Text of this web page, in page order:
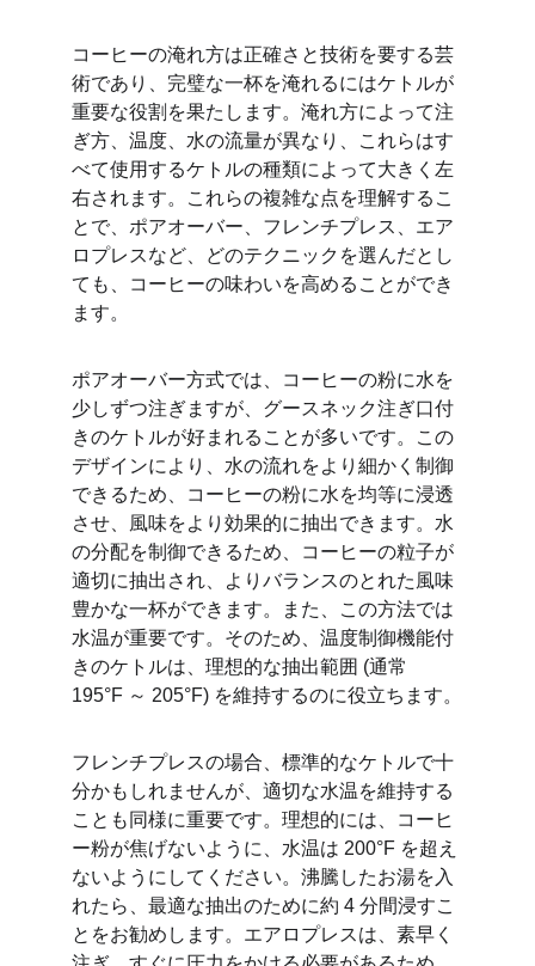
コーヒーの淹れ方は正確さと技術を要する芸
術であり、完璧な一杯を淹れるにはケトルが
重要な役割を果たします。淹れ方によって注
ぎ方、温度、水の流量が異なり、これらはす
べて使用するケトルの種類によって大きく左
右されます。これらの複雑な点を理解するこ
とで、ポアオーバー、フレンチプレス、エア
ロプレスなど、どのテクニックを選んだとし
ても、コーヒーの味わいを高めることができ
ます。
ポアオーバー方式では、コーヒーの粉に水を
少しずつ注ぎますが、グースネック注ぎ口付
きのケトルが好まれることが多いです。この
デザインにより、水の流れをより細かく制御
できるため、コーヒーの粉に水を均等に浸透
させ、風味をより効果的に抽出できます。水
の分配を制御できるため、コーヒーの粒子が
適切に抽出され、よりバランスのとれた風味
豊かな一杯ができます。また、この方法では
水温が重要です。そのため、温度制御機能付
きのケトルは、理想的な抽出範囲 (通常
195°F ～ 205°F) を維持するのに役立ちます。
フレンチプレスの場合、標準的なケトルで十
分かもしれませんが、適切な水温を維持する
ことも同様に重要です。理想的には、コーヒ
ー粉が焦げないように、水温は 200°F を超え
ないようにしてください。沸騰したお湯を入
れたら、最適な抽出のために約 4 分間浸すこ
とをお勧めします。エアロプレスは、素早く